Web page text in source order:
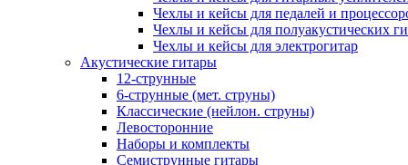
Чехлы и кейсы для педалей и
Чехлы и кейсы для полуакустических
Чехлы и кейсы для электрогитар
Акустические гитары
12-струнные
6-струнные (мет. струны)
Классические (нейлон. струны)
Левосторонние
Наборы и комплекты
Семиструнные гитары